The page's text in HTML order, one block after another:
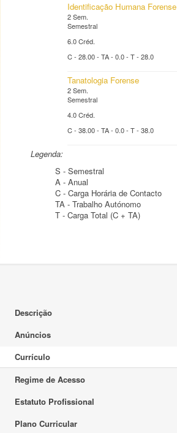
Identificação Humana Forense
2 Sem.
Semestral
6.0 Créd.
C - 28.00 - TA - 0.0 - T - 28.0
Tanatologia Forense
2 Sem.
Semestral
4.0 Créd.
C - 38.00 - TA - 0.0 - T - 38.0
Legenda:
S - Semestral
A - Anual
C - Carga Horária de Contacto
TA - Trabalho Autónomo
T - Carga Total (C + TA)
Descrição
Anúncios
Currículo
Regime de Acesso
Estatuto Profissional
Plano Curricular